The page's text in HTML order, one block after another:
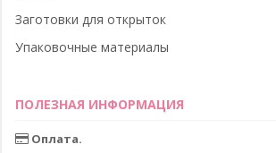
Заготовки для открыток
Упаковочные материалы
ПОЛЕЗНАЯ ИНФОРМАЦИЯ
Оплата.